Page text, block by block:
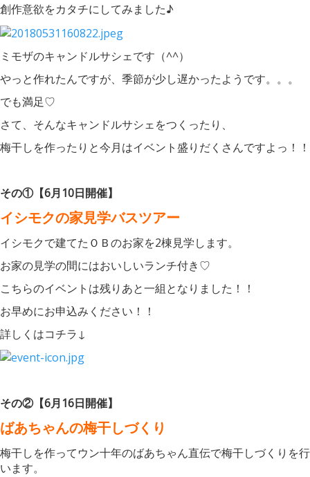
創作意欲をカタチにしてみました♪
ミモザのキャンドルサシェです（^^）
やっと作れたんですが、季節が少し遅かったようです。。。
でも満足♡
さて、そんなキャンドルサシェをつくったり、
梅干しを作ったりと今月はイベント盛りだくさんですよっ！！
その①【6月10日開催】
イシモクの家見学バスツアー
イシモクで建てたＯＢのお家を2棟見学します。
お家の見学の間にはおいしいランチ付き♡
こちらのイベントは残りあと一組となりました！！
お早めにお申込みください！！
詳しくはコチラ↓
その②【6月16日開催】
ばあちゃんの梅干しづくり
梅干しを作ってウン十年のばあちゃん直伝で梅干しづくりを行
います。